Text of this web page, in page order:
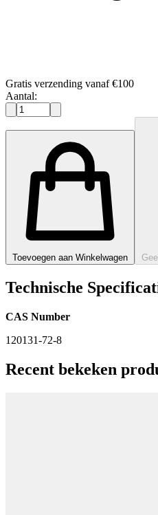
Gratis verzending vanaf €100
Aantal:
Toevoegen aan Winkelwagen
Technische
CAS Number
120131-72-8
Recent bekeken